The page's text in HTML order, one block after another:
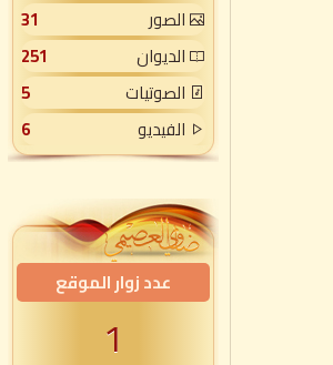
الصور
31
الديوان
251
الصوتيات
5
الفيديو
6
عدد زوار الموقع
1